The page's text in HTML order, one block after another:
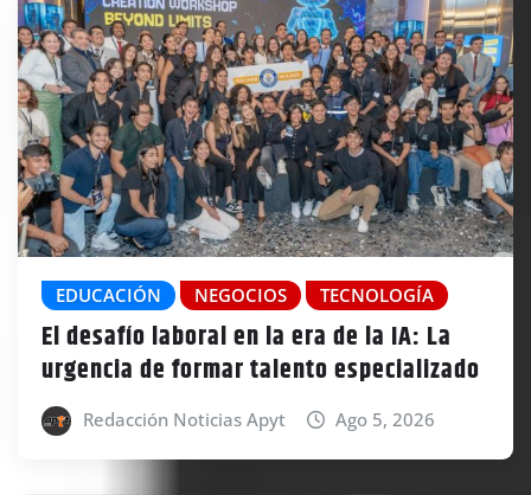
EDUCACIÓN NEGOCIOS TECNOLOGÍA
El desafío laboral en la era de la IA: La
urgencia de formar talento especializado
Redacción Noticias Apyt Ago 5, 2026